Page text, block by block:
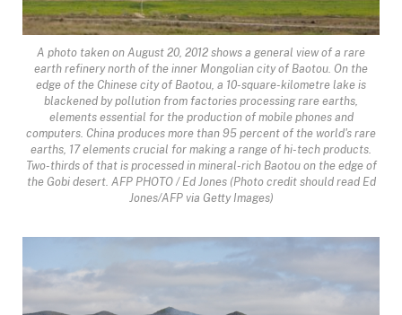
A photo taken on August 20, 2012 shows a general view of a rare
earth refinery north of the inner Mongolian city of Baotou. On the
edge of the Chinese city of Baotou, a 10-square-kilometre lake is
blackened by pollution from factories processing rare earths,
elements essential for the production of mobile phones and
computers. China produces more than 95 percent of the world's rare
earths, 17 elements crucial for making a range of hi-tech products.
Two-thirds of that is processed in mineral-rich Baotou on the edge of
the Gobi desert. AFP PHOTO / Ed Jones (Photo credit should read Ed
Jones/AFP via Getty Images)